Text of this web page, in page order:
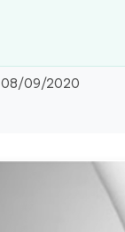
08/09/2020